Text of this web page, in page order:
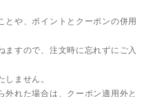
と や、ポイントとクーポンの併用
ますので、注文時に忘れずにご入
しません。
外れた場合は、クーポン適用外と